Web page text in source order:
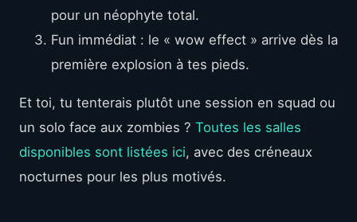
pour un néophyte total.
Fun immédiat : le « wow effect » arrive dès la
première explosion à tes pieds.
Et toi, tu tenterais plutôt une session en squad ou
un solo face aux zombies ? Toutes les salles
disponibles sont listées ici, avec des créneaux
nocturnes pour les plus motivés.